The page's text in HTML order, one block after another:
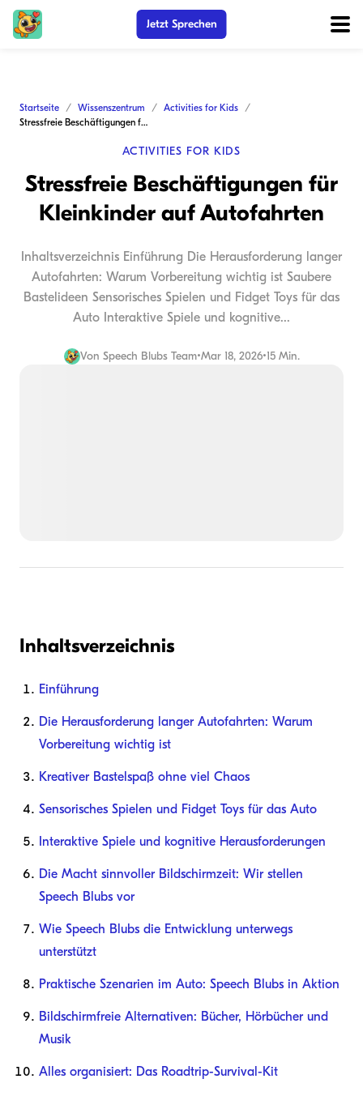
Jetzt Sprechen
Startseite Wissenszentrum
Activities for Kids
Stressfreie Beschäftigungen für Kleinkinder auf Autofahrten
ACTIVITIES FOR KIDS
Stressfreie Beschäftigungen für
Kleinkinder auf Autofahrten
Inhaltsverzeichnis Einführung Die Herausforderung langer
Autofahrten: Warum Vorbereitung wichtig ist Saubere
Bastelideen Sensorisches Spielen und Fidget Toys für das
Auto Interaktive Spiele und kognitive...
Von Speech Blubs Team•Mar 18, 2026•15 Min.
Inhaltsverzeichnis
Einführung
Die Herausforderung langer Autofahrten: Warum
Vorbereitung wichtig ist
Kreativer Bastelspaß ohne viel Chaos
Sensorisches Spielen und Fidget Toys für das Auto
Interaktive Spiele und kognitive Herausforderungen
Die Macht sinnvoller Bildschirmzeit: Wir stellen
Speech Blubs vor
Wie Speech Blubs die Entwicklung unterwegs
unterstützt
Praktische Szenarien im Auto: Speech Blubs in Aktion
Bildschirmfreie Alternativen: Bücher, Hörbücher und
Musik
Alles organisiert: Das Roadtrip-Survival-Kit